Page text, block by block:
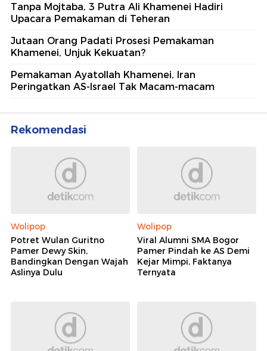
Tanpa Mojtaba, 3 Putra Ali Khamenei Hadiri
Upacara Pemakaman di Teheran
Jutaan Orang Padati Prosesi Pemakaman
Khamenei, Unjuk Kekuatan?
Pemakaman Ayatollah Khamenei, Iran
Peringatkan AS-Israel Tak Macam-macam
Rekomendasi
Wolipop
Potret Wulan Guritno
Pamer Dewy Skin,
Bandingkan Dengan Wajah
Aslinya Dulu
Wolipop
Viral Alumni SMA Bogor
Pamer Pindah ke AS Demi
Kejar Mimpi, Faktanya
Ternyata